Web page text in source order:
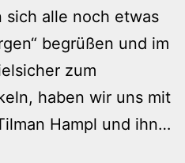
sich alle noch etwas
begrüßen und im
zum
haben wir uns mit
Hampl und ihn…